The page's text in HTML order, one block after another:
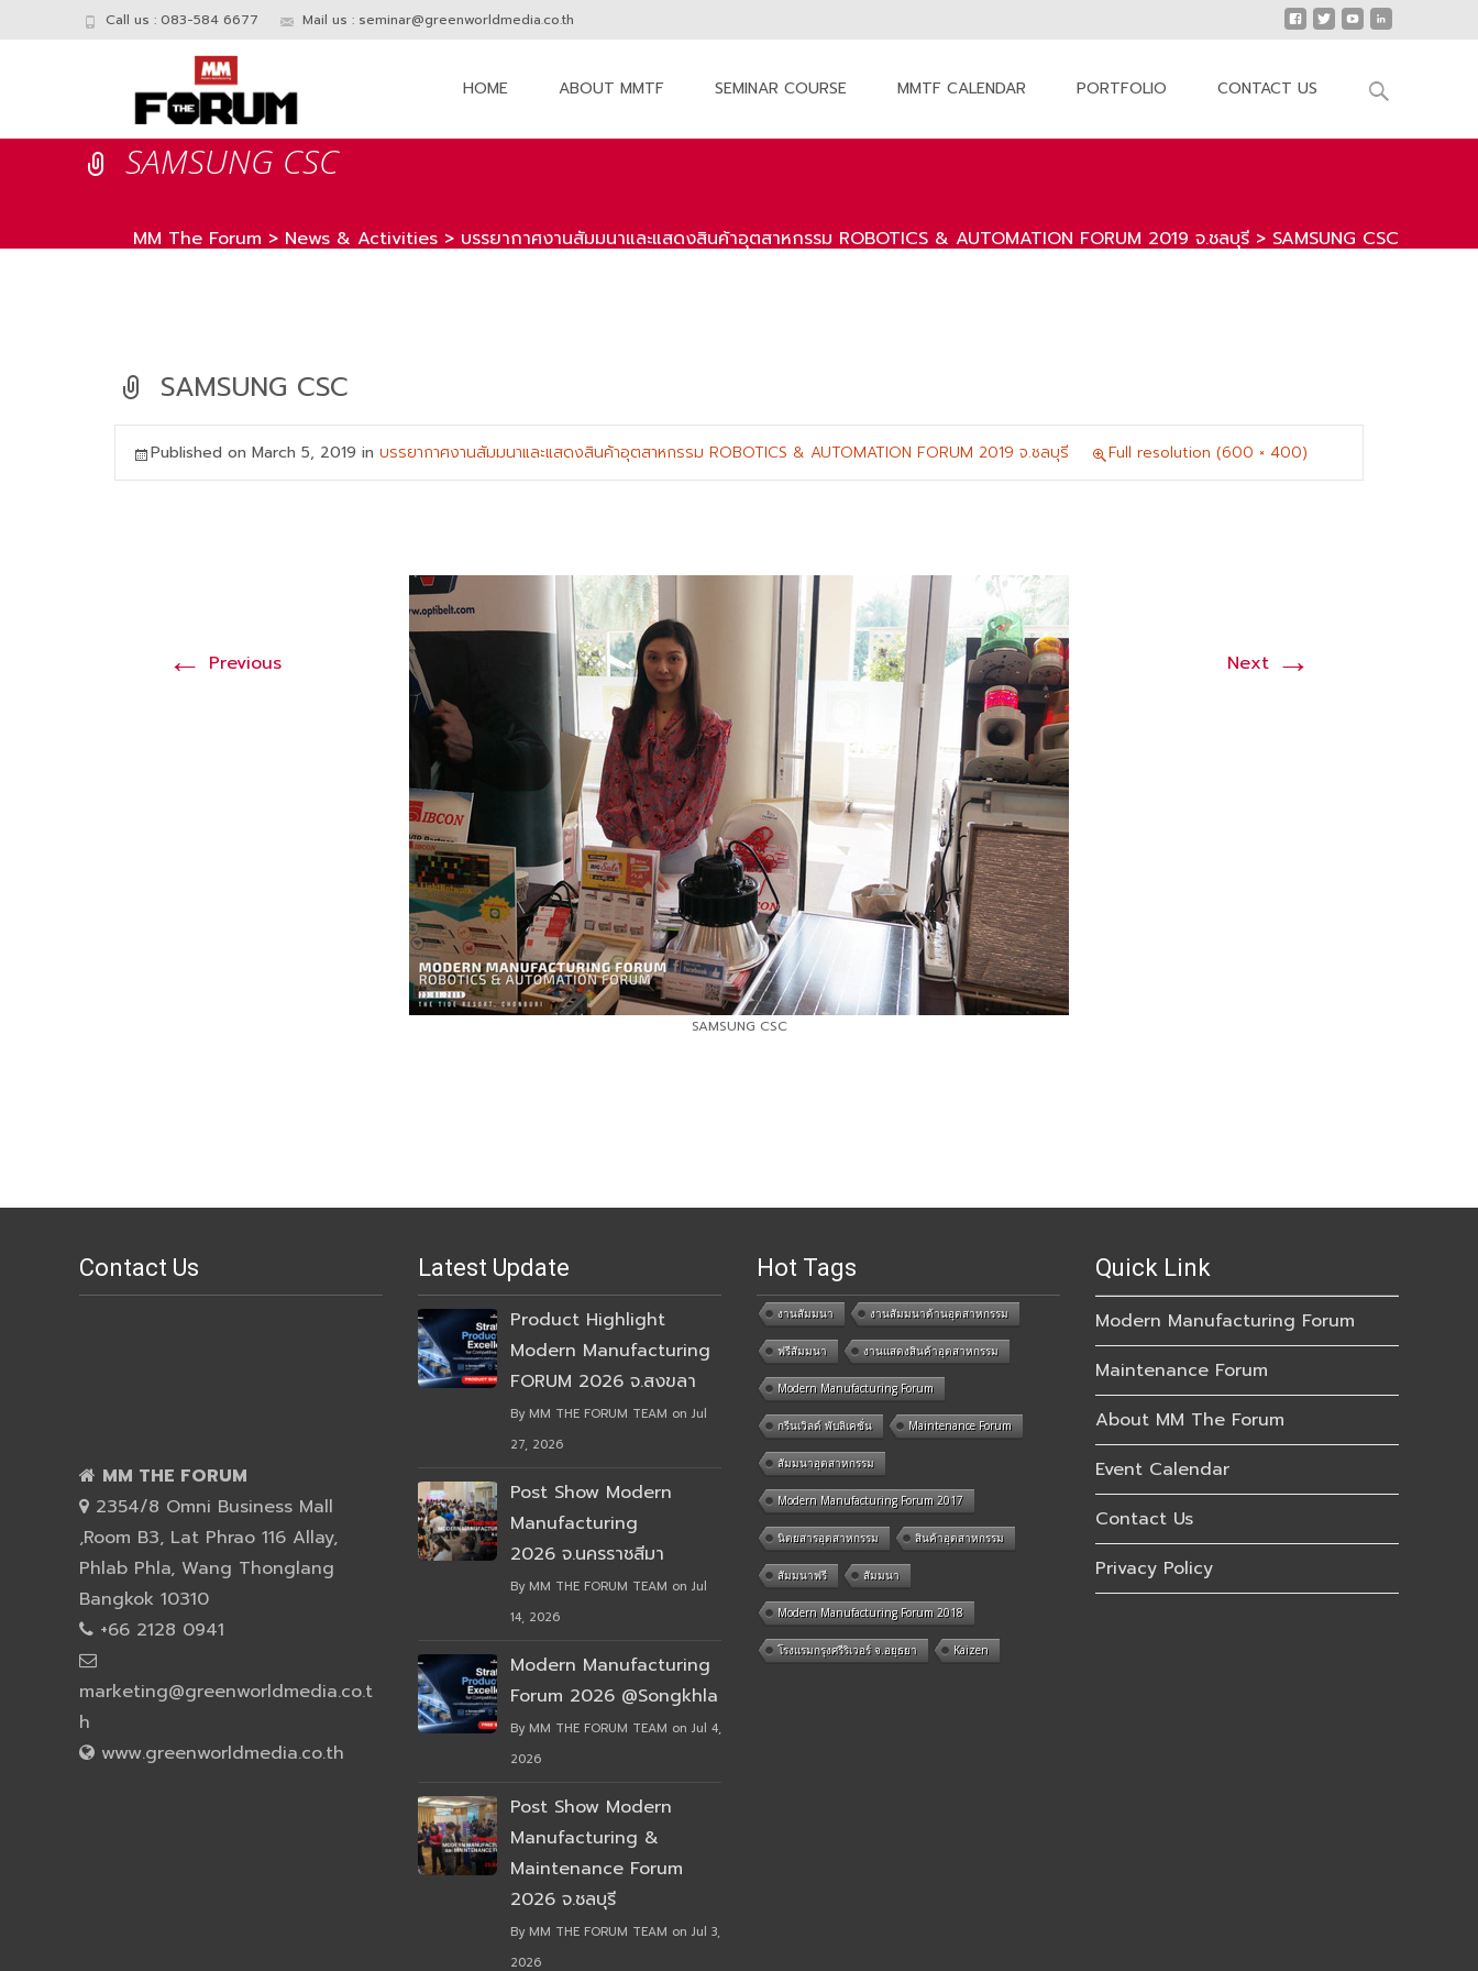
Call us : 083-584 6677 Mail us : seminar@greenworldmedia.co.th
HOME ABOUT MMTF SEMINAR COURSE MMTF CALENDAR PORTFOLIO CONTACT US
Search
SAMSUNG CSC
MM The Forum > News & Activities > บรรยากาศงานสัมมนาและแสดงสินค้าอุตสาหกรรม ROBOTICS & AUTOMATION FORUM 2019 จ.ชลบุรี > SAMSUNG CSC
SAMSUNG CSC
Published on March 5, 2019 in บรรยากาศงานสัมมนาและแสดงสินค้าอุตสาหกรรม ROBOTICS & AUTOMATION FORUM 2019 จ.ชลบุรี Full resolution (600 × 400)
← Previous Next →
SAMSUNG CSC
Contact Us
MM THE FORUM
2354/8 Omni Business Mall
,Room B3, Lat Phrao 116 Allay,
Phlab Phla, Wang Thonglang
Bangkok 10310
+66 2128 0941
marketing@greenworldmedia.co.t
h
www.greenworldmedia.co.th
Latest Update
Product Highlight
Modern Manufacturing
FORUM 2026 จ.สงขลา
By MM THE FORUM TEAM on Jul
27, 2026
Post Show Modern
Manufacturing
2026 จ.นครราชสีมา
By MM THE FORUM TEAM on Jul
14, 2026
Modern Manufacturing
Forum 2026 @Songkhla
By MM THE FORUM TEAM on Jul 4,
2026
Post Show Modern
Manufacturing &
Maintenance Forum
2026 จ.ชลบุรี
By MM THE FORUM TEAM on Jul 3,
2026
Hot Tags
งานสัมมนา งานสัมมนาด้านอุตสาหกรรม
ฟรีสัมมนา งานแสดงสินค้าอุตสาหกรรม
Modern Manufacturing Forum
กรีนเวิลด์ พับลิเคชั่น Maintenance Forum
สัมมนาอุตสาหกรรม
Modern Manufacturing Forum 2017
นิตยสารอุตสาหกรรม สินค้าอุตสาหกรรม
สัมมนาฟรี สัมมนา
Modern Manufacturing Forum 2018
โรงแรมกรุงศรีริเวอร์ จ.อยุธยา Kaizen
Quick Link
Modern Manufacturing Forum
Maintenance Forum
About MM The Forum
Event Calendar
Contact Us
Privacy Policy